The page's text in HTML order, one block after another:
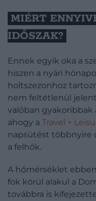
MIÉRT
IDŐSZAK?
Ennek egyik oka a
hiszen a nyári
holtszezonhoz
nem feltétlenül
valóban gyakoribbak
ahogy a Travel +
napsütést többnyire
a felhők.
A hőmérséklet
fok körül alakul a
továbbra is